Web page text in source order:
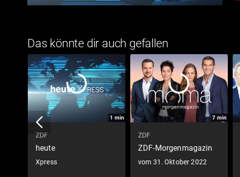
Das könnte dir auch gefallen
1 min
ZDF
heute
Xpress
7 min
ZDF
ZDF-Morgenmagazin
vom 31. Oktober 2022